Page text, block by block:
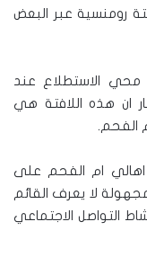
رومنسية عبر البعض
محي الاستطلاع عند
ان هذه اللافتة هي
الفحم.
اهالي ام الفحم على
لا يعرف القائم
التواصل الاجتماعي